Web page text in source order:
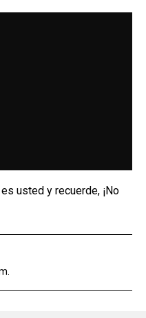
usted y recuerde, ¡No